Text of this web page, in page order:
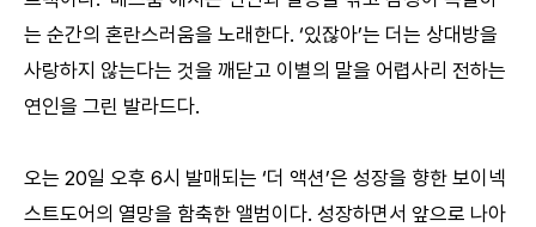
는 순간의 혼란스러움을 노래한다. ‘있잖아’는 더는 상대방을
사랑하지 않는다는 것을 깨닫고 이별의 말을 어렵사리 전하는
연인을 그린 발라드다.
오는 20일 오후 6시 발매되는 ‘더 액션’은 성장을 향한 보이넥
스트도어의 열망을 함축한 앨범이다. 성장하면서 앞으로 나아